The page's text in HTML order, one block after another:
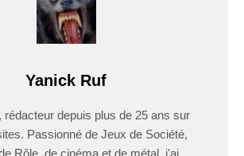
Yanick Ruf
rédacteur depuis plus de 25 ans sur
Passionné de Jeux de Société,